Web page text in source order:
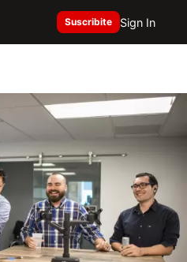
Suscribite Sign In